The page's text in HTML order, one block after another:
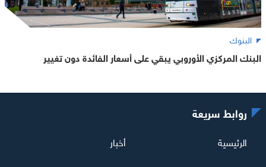
البنوك
البنك المركزي الأوروبي يبقي على أسعار الفائدة دون تغيير
روابط سريعة
الرئيسية أخبار